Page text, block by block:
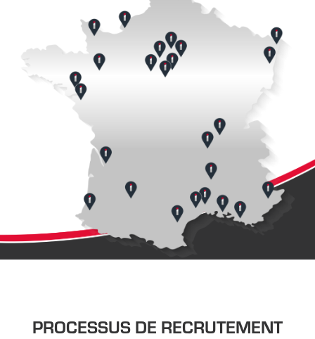
PROCESSUS DE RECRUTEMENT